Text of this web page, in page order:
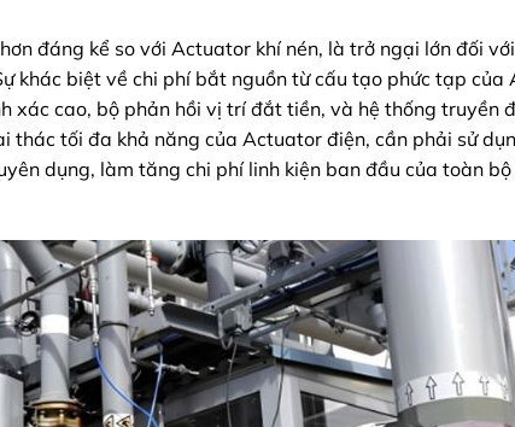
đáng kể so với Actuator khí nén, là trở ngại lớn đối
khác biệt về chi phí bắt nguồn từ cấu tạo phức tạp của
xác cao, bộ phản hồi vị trí đắt tiền, và hệ thống truyền
thác tối đa khả năng của Actuator điện, cần phải sử
dụng, làm tăng chi phí linh kiện ban đầu của toàn bộ